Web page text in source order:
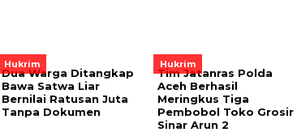
Hukrim
Dua Warga Ditangkap
Bawa Satwa Liar
Bernilai Ratusan Juta
Tanpa Dokumen
Hukrim
Tim Jatanras Polda
Aceh Berhasil
Meringkus Tiga
Pembobol Toko Grosir
Sinar Arun 2